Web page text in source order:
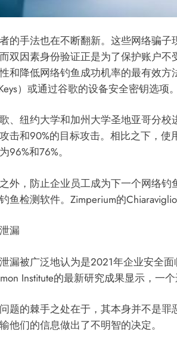
的手法也在不断翻新。这些网络骗
双因素身份验证正是为了保护账户
和降低网络钓鱼成功机率的最有效方
）或通过谷歌的设备安全密钥选项。
、纽约大学和加州大学圣地亚哥分
击和90%的目标攻击。相比之下，
96%和76%。
外，防止企业员工成为下一个网络
鱼检测软件。Zimperium的
漏
漏被广泛地认为是2021年企业安全
Institute的最新研究成果显示，一
题的棘手之处在于，其本身并不是
他们的信息做出了不明智的决定。